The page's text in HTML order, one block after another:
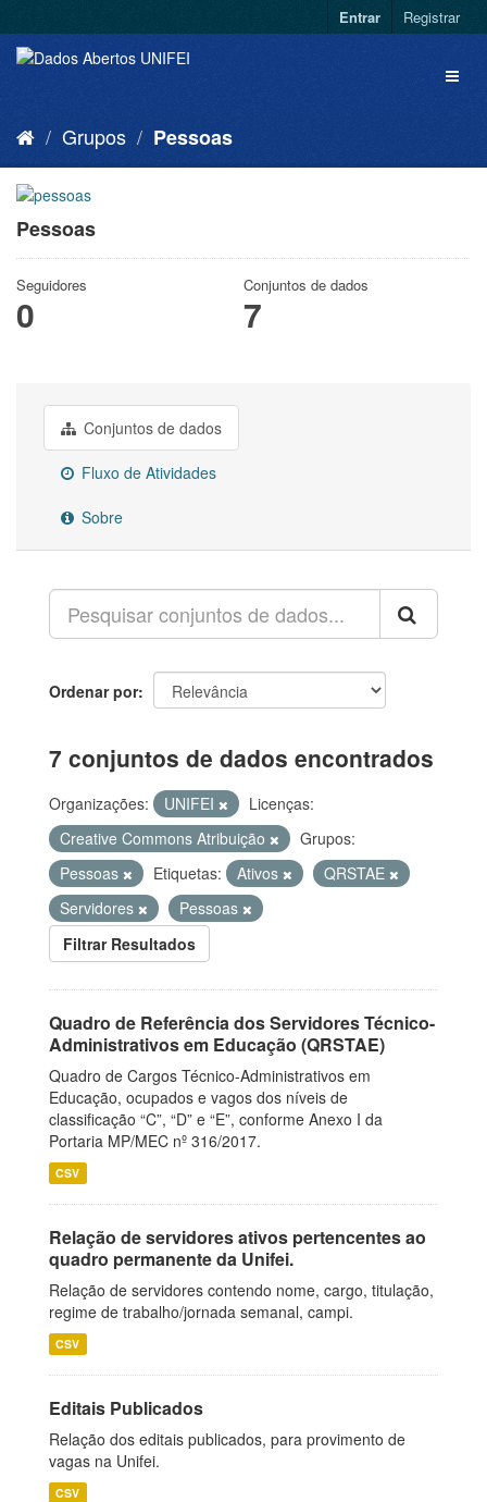
Entrar Registrar
Grupos Pessoas
Pessoas
Seguidores
0
Conjuntos de dados
7
Conjuntos de dados
Fluxo de Atividades
Sobre
Ordenar por
7 conjuntos de dados encontrados
Organizações: UNIFEI
Licenças:
Creative Commons Atribuição
Grupos:
Pessoas
Etiquetas: Ativos
QRSTAE
Servidores
Pessoas
Filtrar Resultados
Quadro de Referência dos Servidores Técnico-
Administrativos em Educação (QRSTAE)
Quadro de Cargos Técnico-Administrativos em
Educação, ocupados e vagos dos níveis de
classificação “C”, “D” e “E”, conforme Anexo I da
Portaria MP/MEC nº 316/2017.
CSV
Relação de servidores ativos pertencentes ao
quadro permanente da Unifei.
Relação de servidores contendo nome, cargo, titulação,
regime de trabalho/jornada semanal, campi.
CSV
Editais Publicados
Relação dos editais publicados, para provimento de
vagas na Unifei.
CSV